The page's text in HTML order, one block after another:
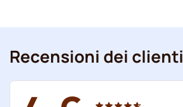
Recensioni dei clienti